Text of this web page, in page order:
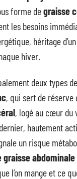
forme degraisse
les besoins
héritage
hiver.
deux types de
, qui sert de réserve
, logé au cœur du
hautement
un risque
abdominale
l’on mange et ce